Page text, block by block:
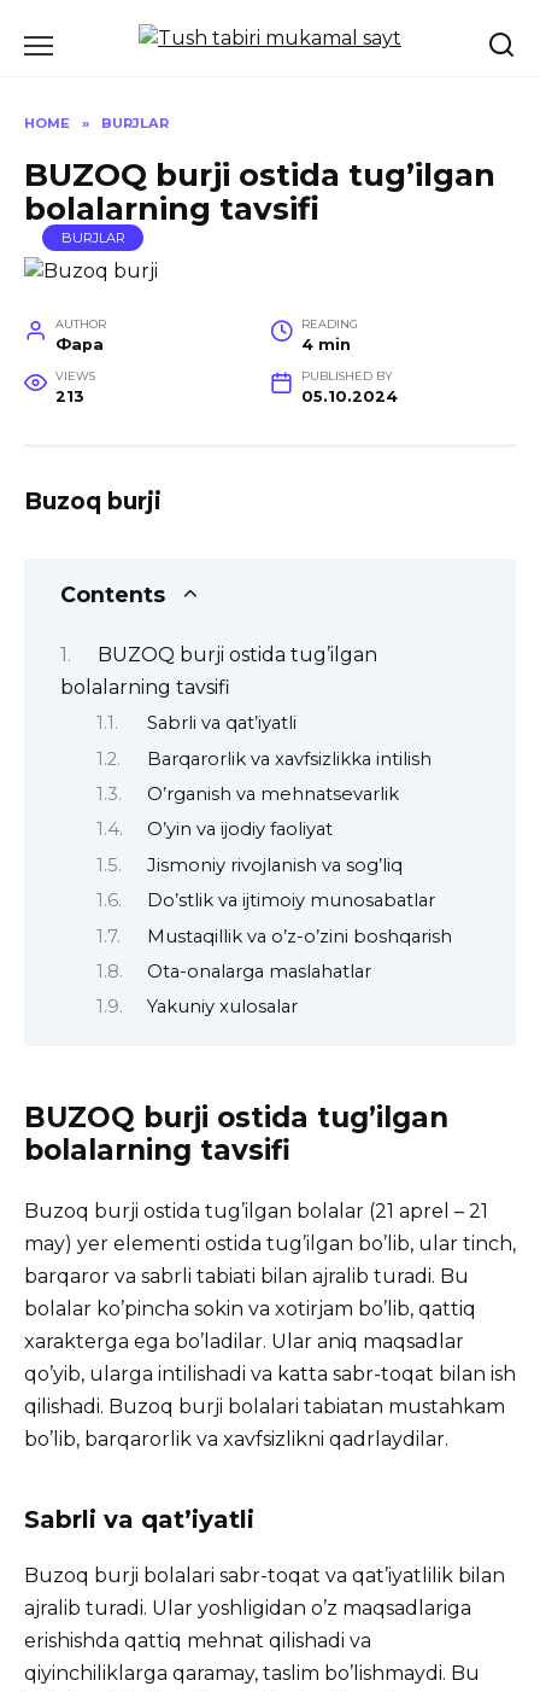
HOME » BURJLAR
BUZOQ burji ostida tug’ilgan
bolalarning tavsifi
BURJLAR
AUTHOR
Фара
READING
4 min
VIEWS
213
PUBLISHED BY
05.10.2024
Buzoq burji
Contents
BUZOQ burji ostida tug’ilgan
bolalarning tavsifi
Sabrli va qat’iyatli
Barqarorlik va xavfsizlikka intilish
O’rganish va mehnatsevarlik
O’yin va ijodiy faoliyat
Jismoniy rivojlanish va sog’liq
Do’stlik va ijtimoiy munosabatlar
Mustaqillik va o’z-o’zini boshqarish
Ota-onalarga maslahatlar
Yakuniy xulosalar
BUZOQ burji ostida tug’ilgan
bolalarning tavsifi
Buzoq burji ostida tug’ilgan bolalar (21 aprel – 21
may) yer elementi ostida tug’ilgan bo’lib, ular tinch,
barqaror va sabrli tabiati bilan ajralib turadi. Bu
bolalar ko’pincha sokin va xotirjam bo’lib, qattiq
xarakterga ega bo’ladilar. Ular aniq maqsadlar
qo’yib, ularga intilishadi va katta sabr-toqat bilan ish
qilishadi. Buzoq burji bolalari tabiatan mustahkam
bo’lib, barqarorlik va xavfsizlikni qadrlaydilar.
Sabrli va qat’iyatli
Buzoq burji bolalari sabr-toqat va qat’iyatlilik bilan
ajralib turadi. Ular yoshligidan o’z maqsadlariga
erishishda qattiq mehnat qilishadi va
qiyinchiliklarga qaramay, taslim bo’lishmaydi. Bu